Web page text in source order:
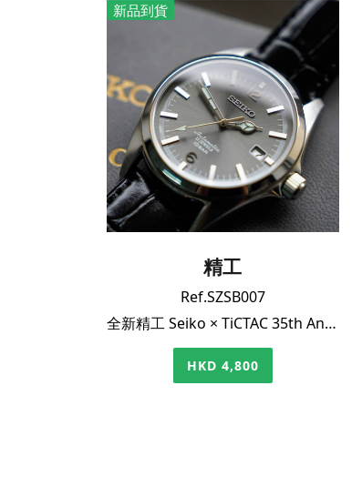
新品到貨
精工
Ref.SZSB007
全新精工 Seiko × TiCTAC 35th Anniversary 聯乘自動手錶｜日本人氣熱賣
HKD 4,800